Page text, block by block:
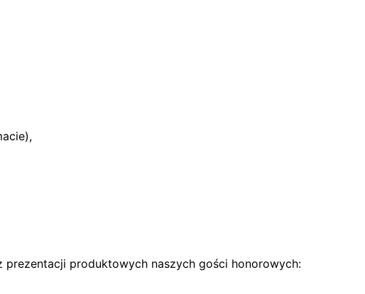
prezentacji produktowych naszych gości honorowych: